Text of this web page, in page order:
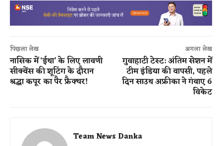
पिछला लेख
नासिक में ‘ईथा’ के लिए लावणी
सीक्वेंस की शूटिंग के दौरान
श्रद्धा कपूर का पैर फ्रैक्चर!
अगला लेख
गुवाहाटी टेस्ट: अंतिम सेशन में
टीम इंडिया की वापसी, पहले
दिन साउथ अफ्रीका ने गंवाए 6
विकेट
Team News Danka